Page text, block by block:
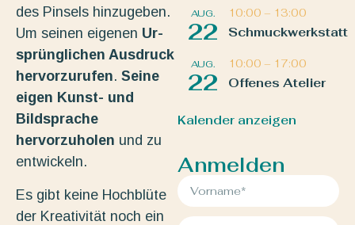
des Pinsels hinzugeben.
Um seinen eigenen Ur-
sprünglichen Ausdruck
hervorzurufen. Seine
eigen Kunst- und
Bildsprache
hervorzuholen und zu
entwickeln.
Es gibt keine Hochblüte
der Kreativität noch ein
AUG.
22
10:00 – 13:00
Schmuckwerkstatt
AUG.
22
10:00 – 17:00
Offenes Atelier
Kalender anzeigen
Anmelden